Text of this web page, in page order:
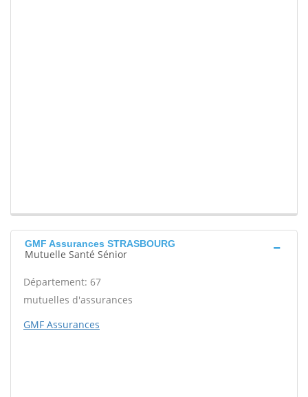
GMF Assurances STRASBOURG
Mutuelle Santé Sénior
Département: 67
mutuelles d'assurances
GMF Assurances